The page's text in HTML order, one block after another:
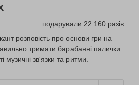
подарували 22 160 разів
розповість про основи гри на
тримати барабанні палички.
музичні зв'язки та ритми.